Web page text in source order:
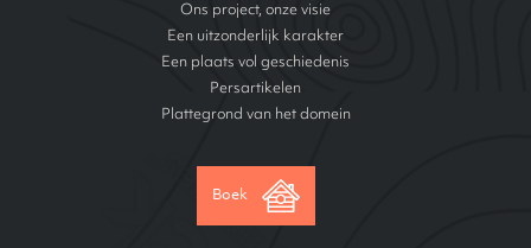
Ons project, onze visie
Een uitzonderlijk karakter
Een plaats vol geschiedenis
Persartikelen
Plattegrond van het domein
Boek